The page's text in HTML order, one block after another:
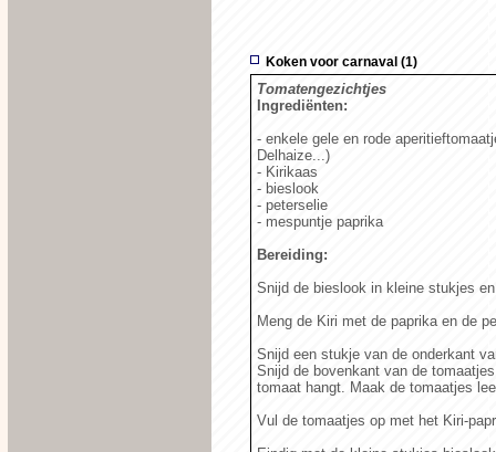
Koken voor carnaval (1)
Tomatengezichtjes
Ingrediënten:
- enkele gele en rode
Delhaize...)
- Kirikaas
- bieslook
- peterselie
- mespuntje paprika
Bereiding:
Snijd de bieslook in kleine stukjes
Meng de Kiri met de paprika en de
Snijd een stukje van de onderkant
Snijd de bovenkant van de
tomaat hangt. Maak de tomaatjes
Vul de tomaatjes op met het Kiri-